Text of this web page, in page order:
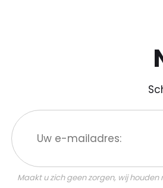
Uw
e-
mailadres:
Maakt u zich geen zorgen, wij houden